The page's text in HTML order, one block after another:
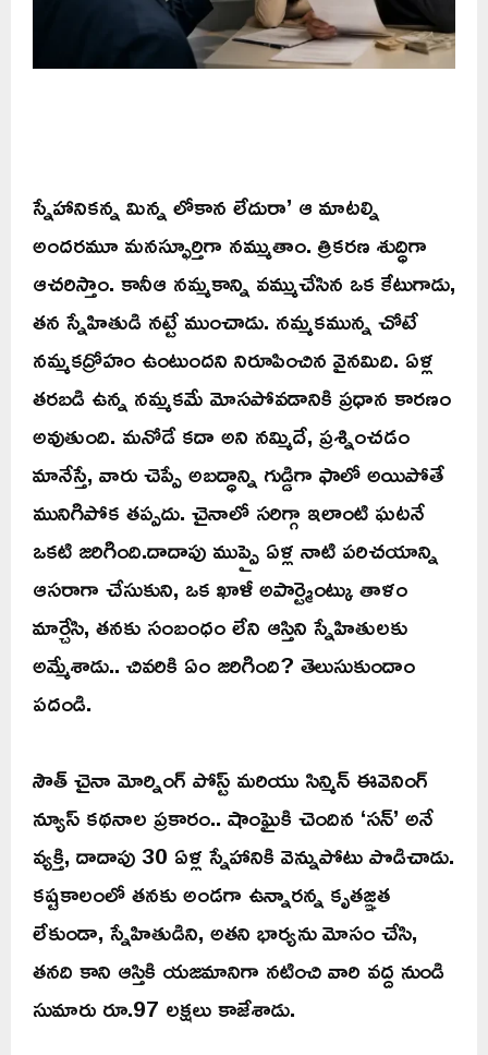
స్నేహానికన్న మిన్న లోకాన లేదురా’ ఆ మాటల్ని
అందరమూ మనస్ఫూర్తిగా నమ్ముతాం. త్రికరణ శుద్ధిగా
ఆచరిస్తాం. కానీఆ నమ్మకాన్ని వమ్ముచేసిన ఒక కేటుగాడు,
తన స్నేహితుడి నట్టే ముంచాడు. నమ్మకమున్న చోటే
నమ్మకద్రోహం ఉంటుందని నిరూపించిన వైనమిది. ఏళ్ల
తరబడి ఉన్న నమ్మకమే మోసపోవడానికి ప్రధాన కారణం
అవుతుంది. మనోడే కదా అని నమ్మిదే, ప్రశ్నించడం
మానేస్తే, వారు చెప్పే అబద్ధాన్ని గుడ్డిగా ఫాలో అయిపోతే
మునిగిపోక తప్పదు. చైనాలో సరిగ్గా ఇలాంటి ఘటనే
ఒకటి జరిగింది.దాదాపు ముప్పై ఏళ్ల నాటి పరిచయాన్ని
ఆసరాగా చేసుకుని, ఒక ఖాళీ అపార్ట్మెంట్కు తాళం
మార్చేసి, తనకు సంబంధం లేని ఆస్తిని స్నేహితులకు
అమ్మేశాడు.. చివరికి ఏం జరిగింది? తెలుసుకుందాం
పదండి.
సౌత్ చైనా మోర్నింగ్ పోస్ట్ మరియు సిన్మిన్ ఈవెనింగ్
న్యూస్ కథనాల ప్రకారం.. షాంఘైకి చెందిన ‘సన్’ అనే
వ్యక్తి, దాదాపు 30 ఏళ్ల స్నేహానికి వెన్నుపోటు పొడిచాడు.
కష్టకాలంలో తనకు అండగా ఉన్నారన్న కృతజ్ఞత
లేకుండా, స్నేహితుడిని, అతని భార్యను మోసం చేసి,
తనది కాని ఆస్తికి యజమానిగా నటించి వారి వద్ద నుండి
సుమారు రూ.97 లక్షలు కాజేశాడు.